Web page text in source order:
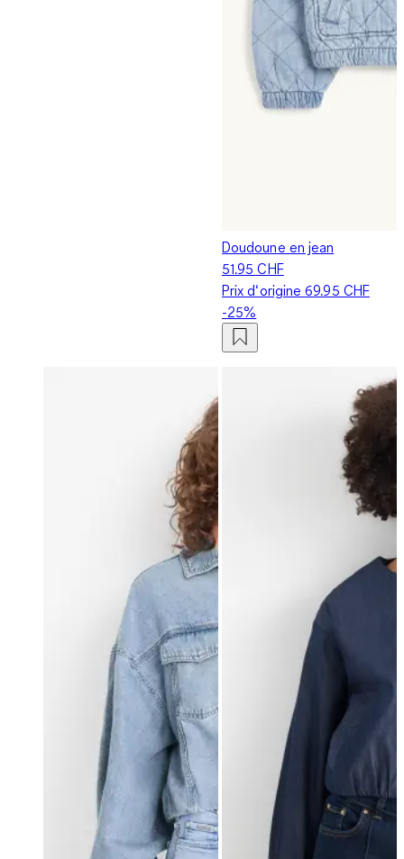
Doudoune en jean
51.95 CHF
Prix d‘origine69.95 CHF
-25%